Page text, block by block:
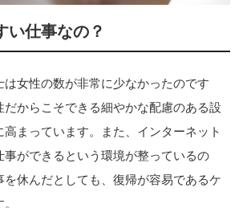
い仕事なの？
は女性の数が非常に少なかったのです
だからこそできる細やかな配慮のある設
まっています。また、インターネット
事ができるという環境が整っているの
を休んだとしても、復帰が容易であるケ